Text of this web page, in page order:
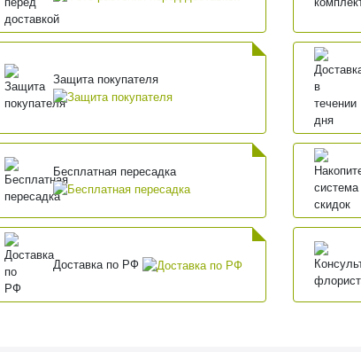
Защита покупателя
Бесплатная пересадка
Доставка по РФ